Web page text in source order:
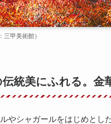
甲美術館）
統美にふれる。
やシャガールをはじめとし